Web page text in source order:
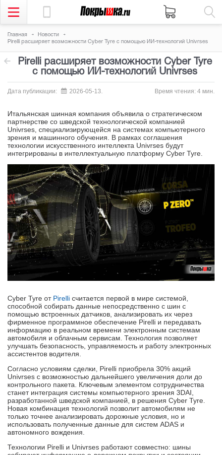
Главная
Новости
Pirelli расширяет возможности Cyber Tyre с помощью ИИ-технологий Univrses
Pirelli расширяет возможности Cyber Tyre
с помощью ИИ-технологий Univrses
Дата публикации: 2026-05-13. Время чтения: 4 мин.
Итальянская шинная компания объявила о стратегическом
партнерстве со шведской технологической компанией
Univrses, специализирующейся на системах компьютерного
зрения и машинного обучения. В рамках соглашения
технологии искусственного интеллекта Univrses будут
интегрированы в интеллектуальную платформу Cyber Tyre.
Cyber Tyre от Pirelli считается первой в мире системой,
способной собирать данные непосредственно с шин с
помощью встроенных датчиков, анализировать их через
фирменное программное обеспечение Pirelli и передавать
информацию в реальном времени электронным системам
автомобиля и облачным сервисам. Технология позволяет
улучшать безопасность, управляемость и работу электронных
ассистентов водителя.
Согласно условиям сделки, Pirelli приобрела 30% акций
Univrses с возможностью дальнейшего увеличения доли до
контрольного пакета. Ключевым элементом сотрудничества
станет интеграция системы компьютерного зрения 3DAI,
разработанной шведской компанией, в решения Cyber Tyre.
Новая комбинация технологий позволит автомобилям не
только точнее анализировать дорожные условия, но и
использовать полученные данные для систем ADAS и
автономного вождения.
Технологии Pirelli и Univrses работают совместно: шины